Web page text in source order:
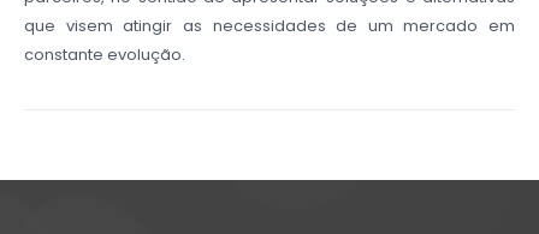
que visem atingir as necessidades de um mercado em
constante evolução.